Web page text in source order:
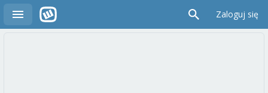
Zaloguj się